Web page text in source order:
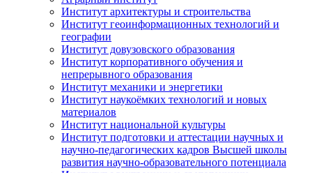
Институт архитектуры и строительства
Институт геоинформационных технологий и
географии
Институт довузовского образования
Институт корпоративного обучения и
непрерывного образования
Институт механики и энергетики
Институт наукоёмких технологий и новых
материалов
Институт национальной культуры
Институт подготовки и аттестации научных и
научно-педагогических кадров Высшей школы
развития научно-образовательного потенциала